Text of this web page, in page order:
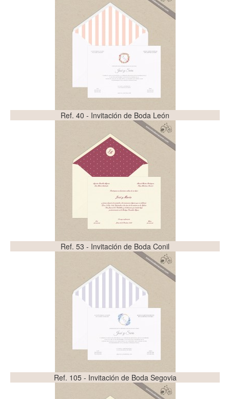
Ref. 40 - Invitación de Boda León
Ref. 53 - Invitación de Boda Conil
Ref. 105 - Invitación de Boda Segovia